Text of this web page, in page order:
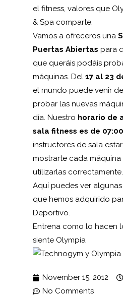
el fitness, valores que
& Spa comparte.
Vamos a ofreceros una
Puertas Abiertas para
que queráis podáis
máquinas. Del 17 al 23
el mundo puede venir
probar las nuevas
día. Nuestro horario de
sala fitness es de
instructores de sala
mostrarte cada máquina
utilizarlas correctamente.
Aquí puedes ver
que hemos adquirido
Deportivo.
Entrena como lo hacen
siente Olympia
November 15, 2012
No Comments